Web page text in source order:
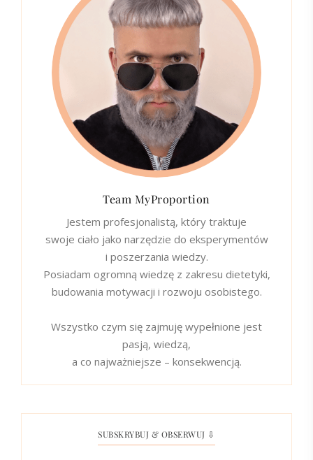
Team MyProportion
Jestem profesjonalistą, który traktuje
swoje ciało jako narzędzie do eksperymentów
i poszerzania wiedzy.
Posiadam ogromną wiedzę z zakresu dietetyki,
budowania motywacji i rozwoju osobistego.
Wszystko czym się zajmuję wypełnione jest
pasją, wiedzą,
a co najważniejsze – konsekwencją.
SUBSKRYBUJ & OBSERWUJ ⇩